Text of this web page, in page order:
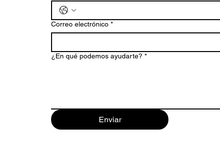
Correo electrónico *
¿En qué podemos ayudarte? *
Enviar